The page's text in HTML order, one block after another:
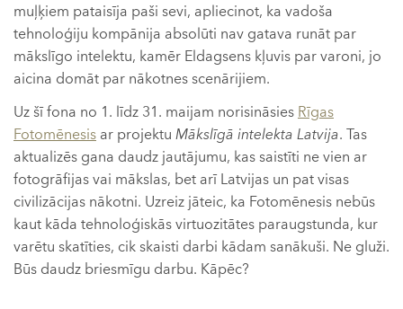
muļķiem pataisīja paši sevi, apliecinot, ka vadoša
tehnoloģiju kompānija absolūti nav gatava runāt par
mākslīgo intelektu, kamēr Eldagsens kļuvis par varoni, jo
aicina domāt par nākotnes scenārijiem.
Uz šī fona no 1. līdz 31. maijam norisināsiesRīgas
Fotomēnesis ar projektu Mākslīgā intelekta Latvija. Tas
aktualizēs gana daudz jautājumu, kas saistīti ne vien ar
fotogrāfijas vai mākslas, bet arī Latvijas un pat visas
civilizācijas nākotni. Uzreiz jāteic, ka Fotomēnesis nebūs
kaut kāda tehnoloģiskās virtuozitātes paraugstunda, kur
varētu skatīties, cik skaisti darbi kādam sanākuši. Ne gluži.
Būs daudz briesmīgu darbu. Kāpēc?